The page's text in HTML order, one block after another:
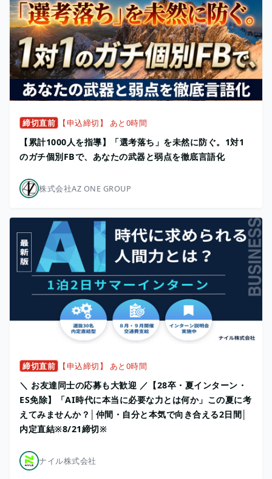
締切直前 【申込締切】 あと0時間
【累計1000人を指導】「選考落ち」を未然に防ぐ。1対1
のガチ個別FBで、あなたの武器と弱点を徹底言語化
株式会社AZ ONE GROUP
締切直前 【申込締切】 あと0時間
＼ お友達同士の応募も大歓迎 ／【28卒・夏インターン・
ES免除】「AI時代に本当に必要な力とは何か」この夏に考
えてみませんか？│仲間・自分と本気で向き合える2日間│
内定直結※8/21締切※
ナイル株式会社